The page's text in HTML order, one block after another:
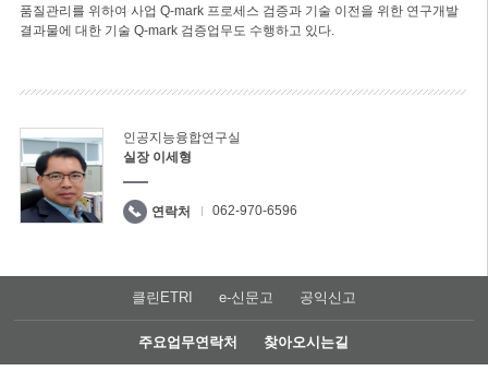
품질관리를 위하여 사업 Q-mark 프로세스 검증과 기술 이전을 위한 연구개발
결과물에 대한 기술 Q-mark 검증업무도 수행하고 있다.
인공지능융합연구실
실장 이세형
연락처 062-970-6596
클린ETRI e-신문고 공익신고
주요업무연락처 찾아오시는길